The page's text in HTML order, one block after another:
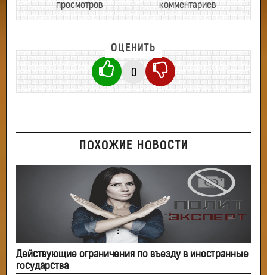
просмотров комментариев
ОЦЕНИТЬ
0
ПОХОЖИЕ НОВОСТИ
Действующие ограничения по въезду в иностранные
государства